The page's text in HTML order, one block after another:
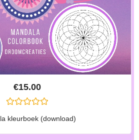
€15.00
E
A
kleurboek (download)